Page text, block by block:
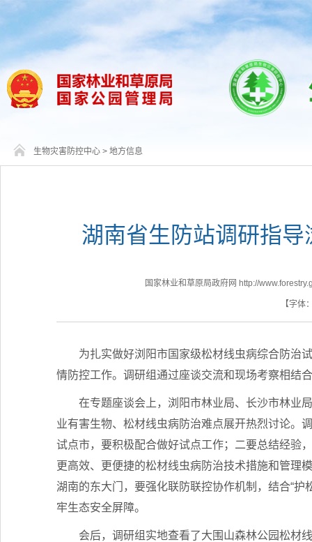
生物灾害防控中心 > 地方信息
湖南省生防站调研指
国家林业和草原局政府网 http://
【字体
为扎实做好浏阳市国家级松材线虫病综合防治
情防控工作。调研组通过座谈交流和现场考察相结
在专题座谈会上，浏阳市林业局、长沙市林业
业有害生物、松材线虫病防治难点展开热烈讨论。
试点市，要积极配合做好试点工作；二要总结经验
更高效、更便捷的松材线虫病防治技术措施和管理
湖南的东大门，要强化联防联控协作机制，结合“
牢生态安全屏障。
会后，调研组实地查看了大围山森林公园松材